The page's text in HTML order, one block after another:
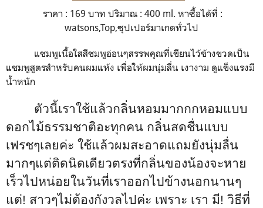
ราคา : 169 บาท ปริมาณ : 400 ml. หาซื้อได้ที่ :
watsons,Top,ซุปเปอร์มาเกตทั่วไป
แชมพูเนื้อใสสีชมพูอ่อนๆสรรพคุณที่เขียนไว้ข้างขวดเป็น
แชมพูสูตรสำหรับคนผมแห้ง เพื่อให้ผมนุ่มลื่น เงางาม ดูแข็งแรงมี
น้ำหนัก
ตัวนี้เราใช้แล้วกลิ่นหอมมากกกหอมแบบ
ดอกไม้ธรรมชาติอะทุกคน กลิ่นสดชื่นแบบ
เฟรชๆเลยค่ะ ใช้แล้วผมสะอาดแถมยังนุ่มลื่น
มากๆแต่ติดนิดเดียวตรงที่กลิ่นของน้องจะหาย
เร็วไปหน่อยในวันที่เราออกไปข้างนอกนานๆ
แต่! สาวๆไม่ต้องกังวลไปค่ะ เพราะ เรา มี! วิธีที่